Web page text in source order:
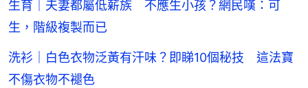
生育｜夫妻都屬低薪族 不應生小孩？網民嘆：可
生，階級複製而已
洗衫｜白色衣物泛黃有汗味？即睇10個秘技 這法寶
不傷衣物不褪色